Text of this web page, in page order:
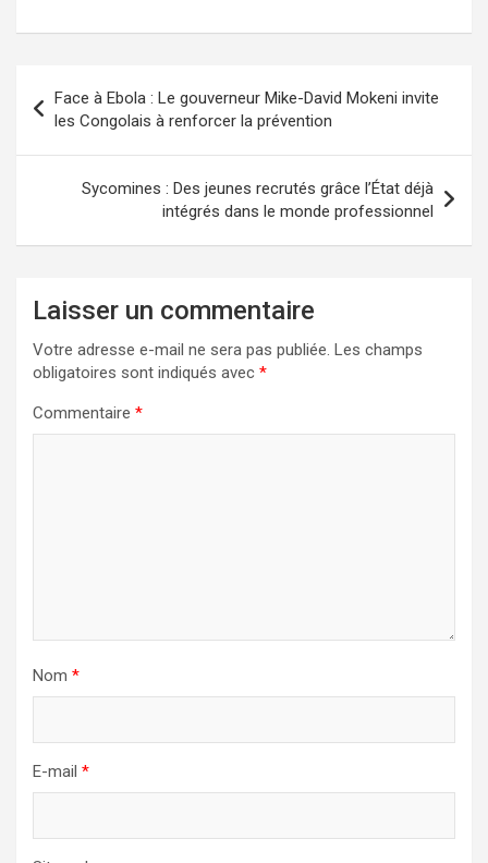
de
l’article
Face à Ebola : Le gouverneur Mike-David Mokeni invite
les Congolais à renforcer la prévention
Sycomines : Des jeunes recrutés grâce l’État déjà
intégrés dans le monde professionnel
Laisser un commentaire
Votre adresse e-mail ne sera pas publiée. Les champs
obligatoires sont indiqués avec *
Commentaire *
Nom *
E-mail *